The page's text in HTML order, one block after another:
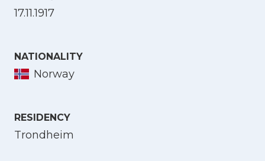
17.11.1917
NATIONALITY
Norway
RESIDENCY
Trondheim
Select Language